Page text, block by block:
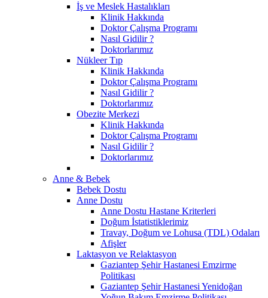
İş ve Meslek Hastalıkları
Klinik Hakkında
Doktor Çalışma Programı
Nasıl Gidilir ?
Doktorlarımız
Nükleer Tıp
Klinik Hakkında
Doktor Çalışma Programı
Nasıl Gidilir ?
Doktorlarımız
Obezite Merkezi
Klinik Hakkında
Doktor Çalışma Programı
Nasıl Gidilir ?
Doktorlarımız
Anne & Bebek
Bebek Dostu
Anne Dostu
Anne Dostu Hastane Kriterleri
Doğum İstatistiklerimiz
Travay, Doğum ve Lohusa (TDL) Odaları
Afişler
Laktasyon ve Relaktasyon
Gaziantep Şehir Hastanesi Emzirme
Politikası
Gaziantep Şehir Hastanesi Yenidoğan